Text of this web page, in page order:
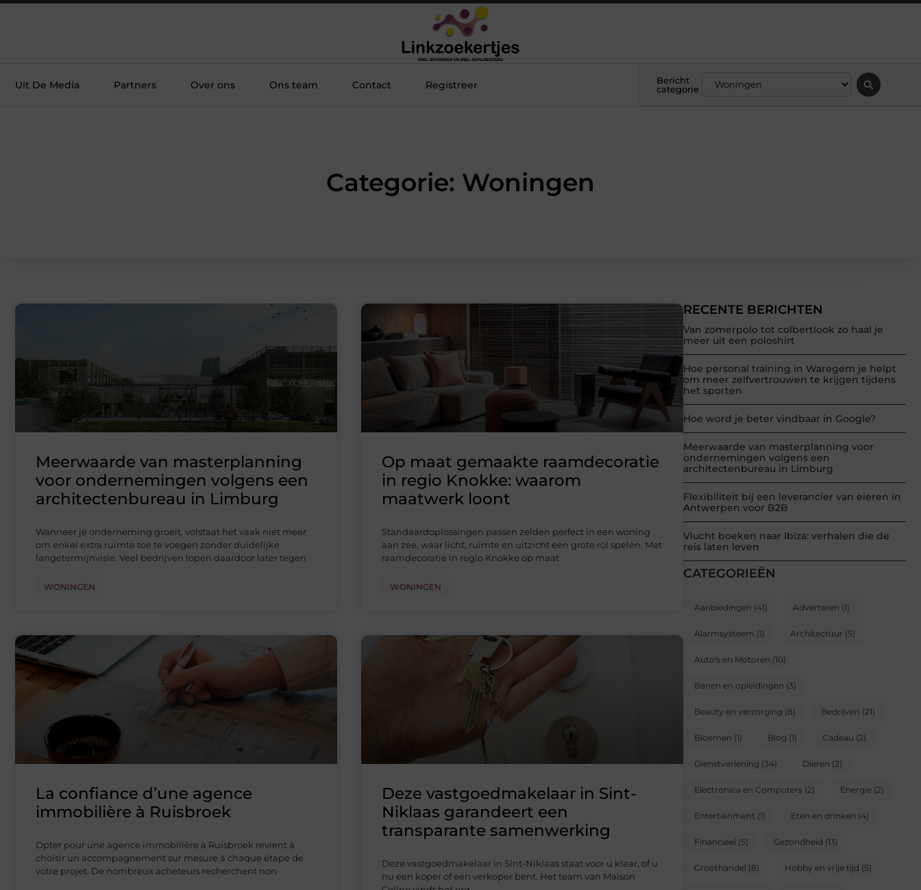
Uit De Media Partners Over ons Ons team Contact Registreer
Bericht
categorie
Categorie: Woningen
RECENTE BERICHTEN
Van zomerpolo tot colbertlook zo haal je
meer uit een poloshirt
Hoe personal training in Waregem je helpt
om meer zelfvertrouwen te krijgen tijdens
het sporten
Hoe word je beter vindbaar in Google?
Meerwaarde van masterplanning voor
ondernemingen volgens een
architectenbureau in Limburg
Flexibiliteit bij een leverancier van eieren in
Antwerpen voor B2B
Vlucht boeken naar Ibiza: verhalen die de
reis laten leven
CATEGORIEËN
Aanbiedingen (41) Adverteren (1)
Alarmsysteem (1) Architectuur (5)
Auto's en Motoren (10)
Banen en opleidingen (3)
Beauty en verzorging (8) Bedrijven (21)
Bloemen (1) Blog (1) Cadeau (2)
Dienstverlening (34) Dieren (2)
Electronica en Computers (2) Energie (2)
Entertainment (1) Eten en drinken (4)
Financieel (5) Gezondheid (13)
Groothandel (8) Hobby en vrije tijd (5)
Meerwaarde van masterplanning
voor ondernemingen volgens een
architectenbureau in Limburg
Wanneer je onderneming groeit, volstaat het vaak niet meer
om enkel extra ruimte toe te voegen zonder duidelijke
langetermijnvisie. Veel bedrijven lopen daardoor later tegen
WONINGEN
Op maat gemaakte raamdecoratie
in regio Knokke: waarom
maatwerk loont
Standaardoplossingen passen zelden perfect in een woning
aan zee, waar licht, ruimte en uitzicht een grote rol spelen. Met
raamdecoratie in regio Knokke op maat
WONINGEN
La confiance d’une agence
immobilière à Ruisbroek
Opter pour une agence immobilière à Ruisbroek revient à
choisir un accompagnement sur mesure à chaque étape de
votre projet. De nombreux acheteurs recherchent non
Deze vastgoedmakelaar in Sint-
Niklaas garandeert een
transparante samenwerking
Deze vastgoedmakelaar in Sint-Niklaas staat voor u klaar, of u
nu een koper of een verkoper bent. Het team van Maison